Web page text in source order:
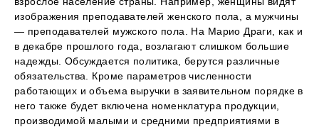
изображения преподавателей женского пола, а мужчины
— преподавателей мужского пола. На Марио Драги, как и
в декабре прошлого года, возлагают слишком большие
надежды. Обсуждается политика, берутся различные
обязательства. Кроме параметров численности
работающих и объема выручки в заявительном порядке в
него также будет включена номенклатура продукции,
производимой малыми и средними предприятиями в